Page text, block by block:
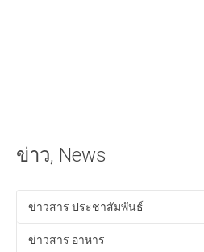
ทำ SEO ให้ติดหน้าแรกของ Google
ควมรู้พื้อนฐานทางด้าน HTML
Tips! ดีๆสำหรับคุณ
ข่าว, News
ข่าวสาร ประชาสัมพันธ์
ข่าวสาร อาหาร